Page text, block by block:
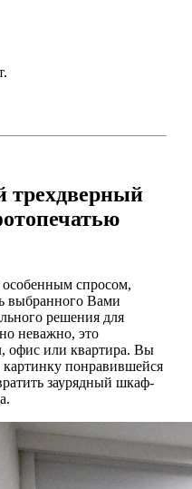
трехдверный
спросом,
выбранного Вами
решения для
неважно, это
офис или квартира. Вы
понравившейся
заурядный шкаф-